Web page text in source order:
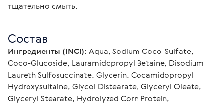
тщательно смыть.
Состав
Ингредиенты (INCI): Aqua, Sodium Coco-Sulfate,
Coco-Glucoside, Lauramidopropyl Betaine, Disodium
Laureth Sulfosuccinate, Glycerin, Cocamidopropyl
Hydroxysultaine, Glycol Distearate, Glyceryl Oleate,
Glyceryl Stearate, Hydrolyzed Corn Protein,